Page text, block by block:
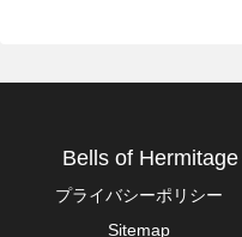
Bells of
プライバシーポリシー
Sitemap